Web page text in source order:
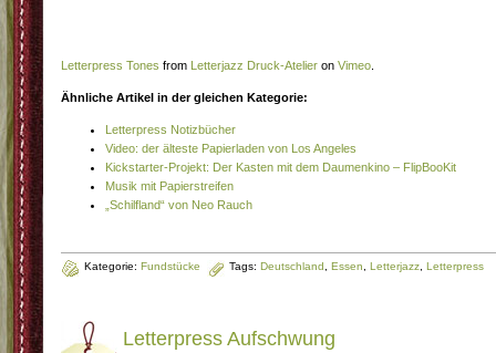
Letterpress Tones from Letterjazz Druck-Atelier on Vimeo
Ähnliche Artikel in der gleichen Kategorie:
Letterpress Notizbücher
Video: der älteste Papierladen von Los Angeles
Kickstarter-Projekt: Der Kasten mit dem Daumenkino – FlipBooKit
Musik mit Papierstreifen
„Schilfland“ von Neo Rauch
Kategorie: Fundstücke Tags: Deutschland Essen Letterjazz Letterpress
Letterpress Aufschwung